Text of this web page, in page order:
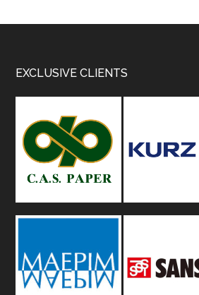
Footer
EXCLUSIVE CLIENTS